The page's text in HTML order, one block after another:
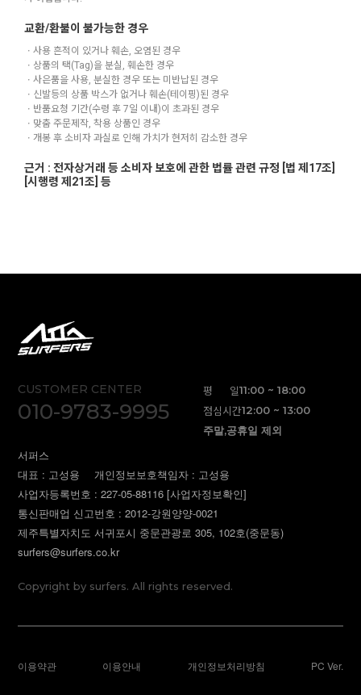
교환/환불이 불가능한 경우
ㆍ사용 흔적이 있거나 훼손, 오염된 경우
ㆍ상품의 택(Tag)을 분실, 훼손한 경우
ㆍ사은품을 사용, 분실한 경우 또는 미반납된 경우
ㆍ신발등의 상품 박스가 없거나 훼손(테이핑)된 경우
ㆍ반품요청 기간(수령 후 7일 이내)이 초과된 경우
ㆍ맞춤 주문제작, 착용 상품인 경우
ㆍ개봉 후 소비자 과실로 인해 가치가 현저히 감소한 경우
근거 : 전자상거래 등 소비자 보호에 관한 법률 관련 규정 [법 제17조]
[시행령 제21조] 등
CUSTOMER CENTER
010-9783-9995
평 일11:00 ~ 18:00
점심시간12:00 ~ 13:00
주말,공휴일 제외
서퍼스
대표 : 고성용
개인정보보호책임자 : 고성용
사업자등록번호 : 227-05-88116[사업자정보확인]
통신판매업 신고번호 : 2012-강원양양-0021
제주특별자치도 서귀포시 중문관광로 305, 102호(중문동)
surfers@surfers.co.kr
Copyright by surfers. All rights reserved.
이용약관 이용안내 개인정보처리방침 PC Ver.